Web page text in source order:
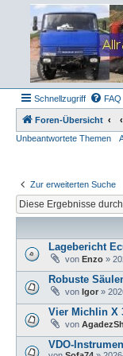
Schnellzugriff FAQ
Foren-Übersicht
Unbeantwortete Themen
Zur erweiterten Suche
Lagebericht
von Enzo »
Robuste
von Igor »
Vier Michlin X
von
VDO-